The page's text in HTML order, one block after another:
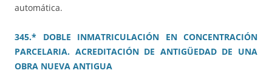
automática.
345.* DOBLE INMATRICULACIÓN EN CONCENTRACIÓN
PARCELARIA. ACREDITACIÓN DE ANTIGÜEDAD DE UNA
OBRA NUEVA ANTIGUA